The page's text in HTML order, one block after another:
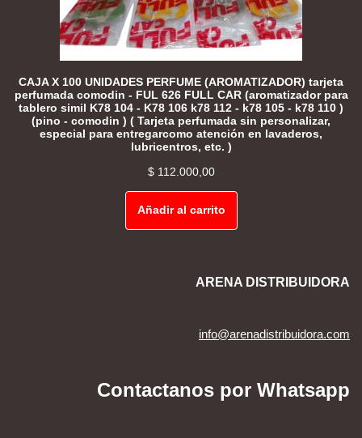
CAJA X 100 UNIDADES PERFUME (AROMATIZADOR) tarjeta
perfumada comodin - FUL 626 FULL CAR (aromatizador para
tablero simil K78 104 - K78 106 k78 112 - k78 105 - k78 110 )
(pino - comodin ) ( Tarjeta perfumada sin personalizar,
especial para entregarcomo atención en lavaderos,
lubricentros, etc. )
$112.000,00
Añadir al carrito
ARENA DISTRIBUIDORA
info@arenadistribuidora.com
Contactanos por Whatsapp